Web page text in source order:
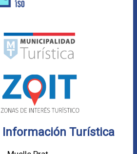
Información Turística